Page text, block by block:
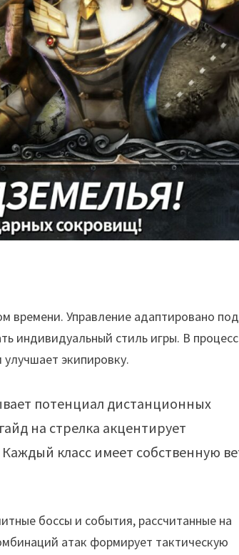
времени. Управление адаптировано под
индивидуальный стиль игры. В
экипировку.
потенциал дистанционных
на стрелка акцентирует
класс имеет собственную
боссы и события, рассчитанные на
атак формирует тактическую